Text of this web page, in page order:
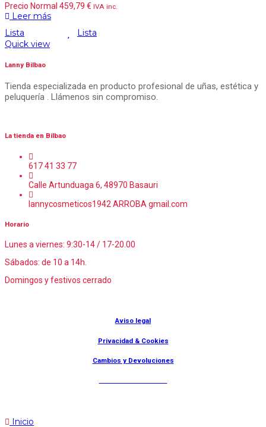
Precio Normal 459,79 € IVA inc.
Leer más
Lista
Lista
Quick view
Lanny Bilbao
Tienda especializada en producto profesional de uñas, estética y
peluquería . Llámenos sin compromiso.
La tienda en Bilbao
617 41 33 77
Calle Artunduaga 6, 48970 Basauri
lannycosmeticos1942 ARROBA gmail.com
Horario
Lunes a viernes: 9:30-14 / 17-20.00
Sábados: de 10 a 14h.
Domingos y festivos cerrado
Aviso legal
Privacidad & Cookies
Cambios y Devoluciones
Inicio